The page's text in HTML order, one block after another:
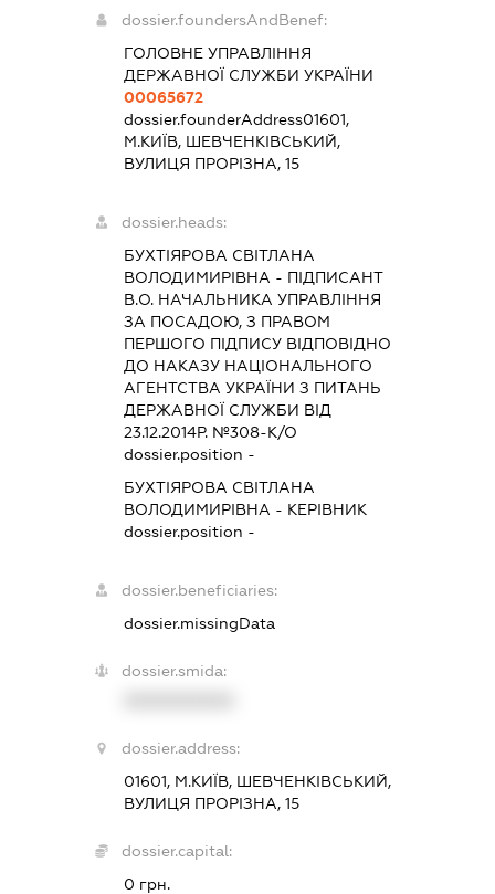
dossier.foundersAndBenef:
ГОЛОВНЕ УПРАВЛІННЯ
ДЕРЖАВНОЇ СЛУЖБИ УКРАЇНИ
00065672
dossier.founderAddress01601,
М.КИЇВ, ШЕВЧЕНКІВСЬКИЙ,
ВУЛИЦЯ ПРОРІЗНА, 15
dossier.heads:
БУХТІЯРОВА СВІТЛАНА
ВОЛОДИМИРІВНА - ПІДПИСАНТ
В.О. НАЧАЛЬНИКА УПРАВЛІННЯ
ЗА ПОСАДОЮ, З ПРАВОМ
ПЕРШОГО ПІДПИСУ ВІДПОВІДНО
ДО НАКАЗУ НАЦІОНАЛЬНОГО
АГЕНТСТВА УКРАЇНИ З ПИТАНЬ
ДЕРЖАВНОЇ СЛУЖБИ ВІД
23.12.2014Р. №308-К/О
dossier.position -
БУХТІЯРОВА СВІТЛАНА
ВОЛОДИМИРІВНА - КЕРІВНИК
dossier.position -
dossier.beneficiaries:
dossier.missingData
dossier.smida:
dossier.address:
01601, М.КИЇВ, ШЕВЧЕНКІВСЬКИЙ,
ВУЛИЦЯ ПРОРІЗНА, 15
dossier.capital:
0 грн.